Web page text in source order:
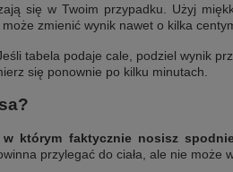
się w Twoim przypadku. Użyj
zmienić wynik nawet o kilka
tabela podaje cale, podziel wynik
się ponownie po kilku minutach.
którym faktycznie nosisz
przylegać do ciała, ale nie może